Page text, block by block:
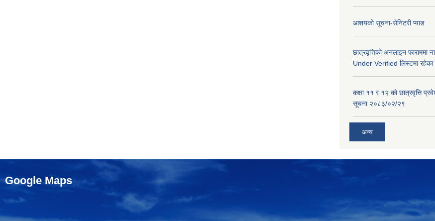
आशयको सूचना-सेनिटरी प्याड
छात्रवृत्तिको अनलाइन फाराममा
Under Verified लिस्टमा रहेका
कक्षा ११ र १२ को छात्रवृत्ति
सूचना २०८३/०२/२९
अन्य
Google Maps